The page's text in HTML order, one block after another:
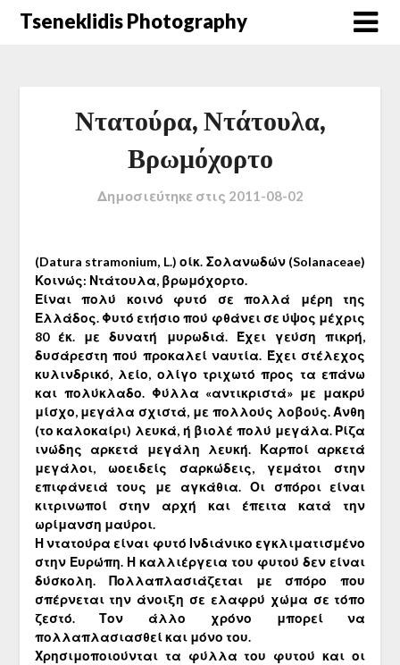
Μετάβαση
Tseneklidis Photography
Ντατούρα, Ντάτουλα,
Βρωμόχορτο
Δημοσιεύτηκε στις 2011-08-02
(Datura stramonium, L.) οίκ. Σολανωδών (Solanaceae)
Κοινώς: Ντάτουλα, βρωμόχορτο.
Είναι πολύ κοινό φυτό σε πολλά μέρη της
Ελλάδος. Φυτό ετήσιο πού φθάνει σε ύψος μέχρις
80 έκ. με δυνατή μυρωδιά. Έχει γεύση πικρή,
δυσάρεστη πού προκαλεί ναυτία. Έχει στέλεχος
κυλινδρικό, λείο, ολίγο τριχωτό προς τα επάνω
και πολύκλαδο. Φύλλα «αντικριστά» με μακρύ
μίσχο, μεγάλα σχιστά, με πολλούς λοβούς. Άνθη
(το καλοκαίρι) λευκά, ή βιολέ πολύ μεγάλα. Ρίζα
ινώδης αρκετά μεγάλη λευκή. Καρποί αρκετά
μεγάλοι, ωοειδείς σαρκώδεις, γεμάτοι στην
επιφάνειά τους με αγκάθια. Οι σπόροι είναι
κιτρινωποί στην αρχή και έπειτα κατά την
ωρίμανση μαύροι.
Η ντατούρα είναι φυτό Ινδιάνικο εγκλιματισμένο
στην Ευρώπη. Η καλλιέργεια του φυτού δεν είναι
δύσκολη. Πολλαπλασιάζεται με σπόρο που
σπέρνεται την άνοιξη σε ελαφρύ χώμα σε τόπο
ζεστό. Τον άλλο χρόνο μπορεί να
πολλαπλασιασθεί και μόνο του.
Χρησιμοποιούνται τα φύλλα του φυτού και οι